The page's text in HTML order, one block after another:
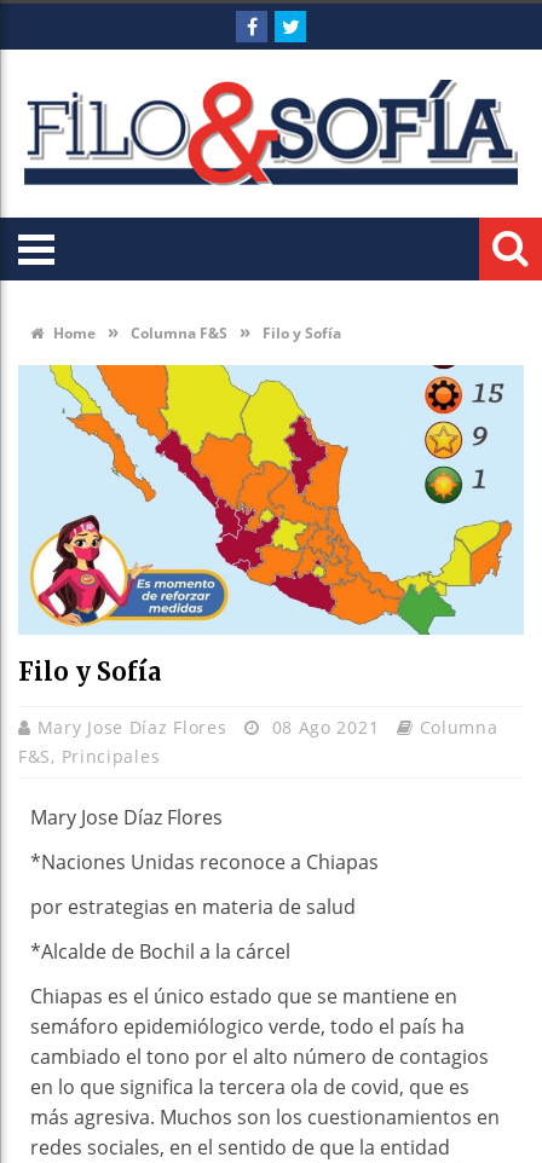
Home » Columna F&S » Filo y Sofía
Filo y Sofía
Mary Jose Díaz Flores 08 Ago 2021
Columna
F&S, Principales
Mary Jose Díaz Flores
*Naciones Unidas reconoce a Chiapas
por estrategias en materia de salud
*Alcalde de Bochil a la cárcel
Chiapas es el único estado que se mantiene en
semáforo epidemiólogico verde, todo el país ha
cambiado el tono por el alto número de contagios
en lo que significa la tercera ola de covid, que es
más agresiva. Muchos son los cuestionamientos en
redes sociales, en el sentido de que la entidad